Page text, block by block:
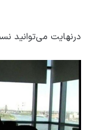
درنهایت می‌توانید